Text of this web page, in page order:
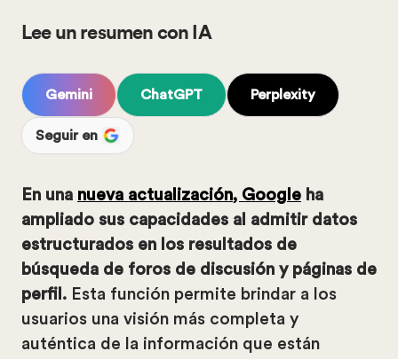
Lee un resumen con IA
Gemini ChatGPT Perplexity
Seguir en
En una nueva actualización, Google ha
ampliado sus capacidades al admitir datos
estructurados en los resultados de
búsqueda de foros de discusión y páginas de
perfil. Esta función permite brindar a los
usuarios una visión más completa y
auténtica de la información que están